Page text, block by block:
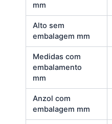
mm
Alto sem
embalagem mm
Medidas com
embalamento
mm
Anzol com
embalagem mm